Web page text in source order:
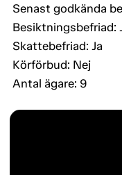
Senast godkända
Besiktningsbefriad:
Skattebefriad: Ja
Körförbud: Nej
Antal ägare: 9